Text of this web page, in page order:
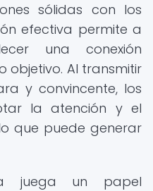
sólidas con los
efectiva permite a
una conexión
objetivo. Al transmitir
y convincente, los
la atención y el
que puede generar
juega un papel